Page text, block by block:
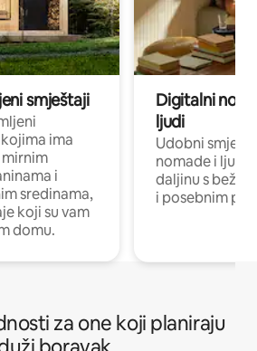
smještaji
ima
i
sredinama,
koji su vam
domu.
Digitalni
ljudi
Udobni
nomade i ljude
daljinu s
i posebnim
za one koji planiraju